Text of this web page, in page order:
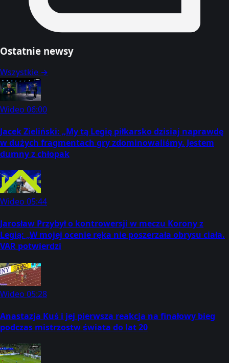
Ostatnie newsy
Wszystkie →
Wideo 06:00
Jacek Zieliński: „My tą Legię piłkarsko dzisiaj naprawdę
w dużych fragmentach gry zdominowaliśmy. Jestem
dumny z chłopak
Wideo 05:44
Jarosław Przybył o kontrowersji w meczu Korony z
Legią: „W mojej ocenie ręka nie poszerzała obrysu ciała.
VAR potwierdzi
Wideo 05:28
Anastazja Kuś i jej pierwsza reakcja na finałowy bieg
podczas mistrzostw świata do lat 20